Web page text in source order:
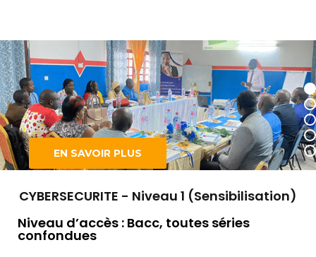
EN SAVOIR PLUS
CYBERSECURITE - Niveau 1 (Sensibilisation)
Niveau d’accès : Bacc, toutes séries
confondues